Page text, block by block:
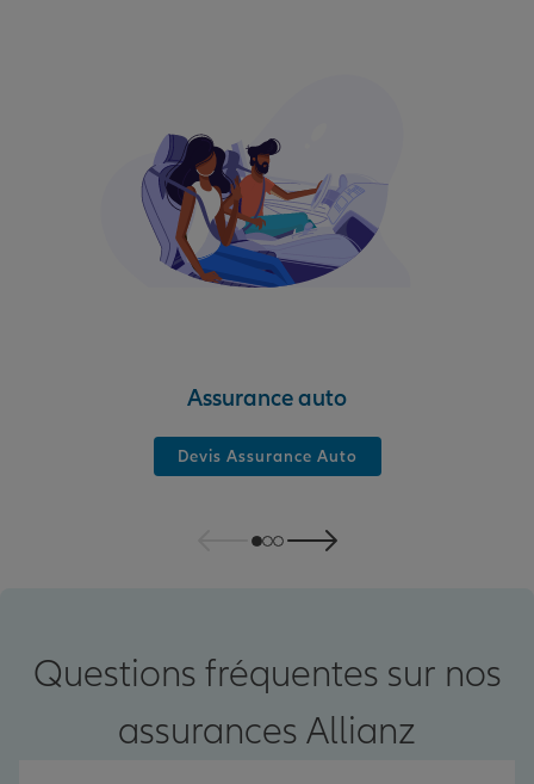
Assurance auto
Devis Assurance Auto
Questions fréquentes sur nos
assurances Allianz